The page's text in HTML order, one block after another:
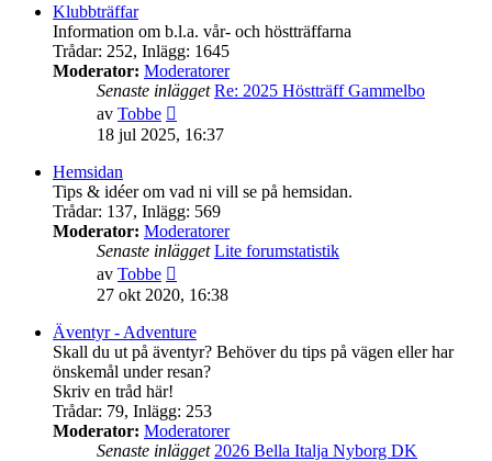
inlägget
Klubbträffar
Information om b.l.a. vår- och höstträffarna
Trådar: 252, Inlägg: 1645
Moderator: Moderatorer
Senaste inlägget Re: 2025 Höstträff Gammelbo
av Tobbe
till
det
inlägget
18 jul 2025, 16:37
Hemsidan
Tips & idéer om vad ni vill se på hemsidan.
Trådar: 137, Inlägg: 569
Moderator: Moderatorer
Senaste inlägget Lite forumstatistik
av Tobbe
till
det
senaste
inlägget
27 okt 2020, 16:38
Äventyr - Adventure
Skall du ut på äventyr? Behöver du tips på vägen eller har
önskemål under resan?
Skriv en tråd här!
Trådar: 79, Inlägg: 253
Moderator: Moderatorer
Senaste inlägget 2026 Bella Italja Nyborg DK